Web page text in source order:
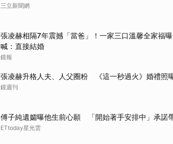
三立新聞網
張凌赫相隔7年震撼「當爸」！一家三口溫馨全家福
喊：直接結婚
鏡報
張凌赫升格人夫、人父圈粉 《這一秒過火》婚禮照
鏡週刊
傅子純遺孀曝他生前心願 「開始著手安排中」承諾
ETtoday星光雲